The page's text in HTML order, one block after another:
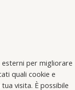
per migliorare
quali cookie e
visita. È possibile